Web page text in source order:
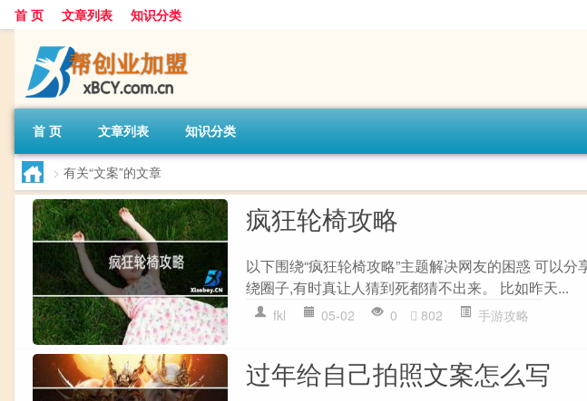
首 页 文章列表 知识分类
首 页 文章列表 知识分类
> 有关“文案”的文章
疯狂轮椅攻略
以下围绕“疯狂轮椅攻略”主题解决网友的困惑 可以
绕圈子,有时真让人猜到死都猜不出来。 比如昨天...
fkl 05-02 0 802 手游攻略
过年给自己拍照文案怎么写